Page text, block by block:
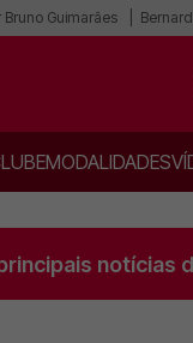
Guimarães
MODALIDADES
notícias